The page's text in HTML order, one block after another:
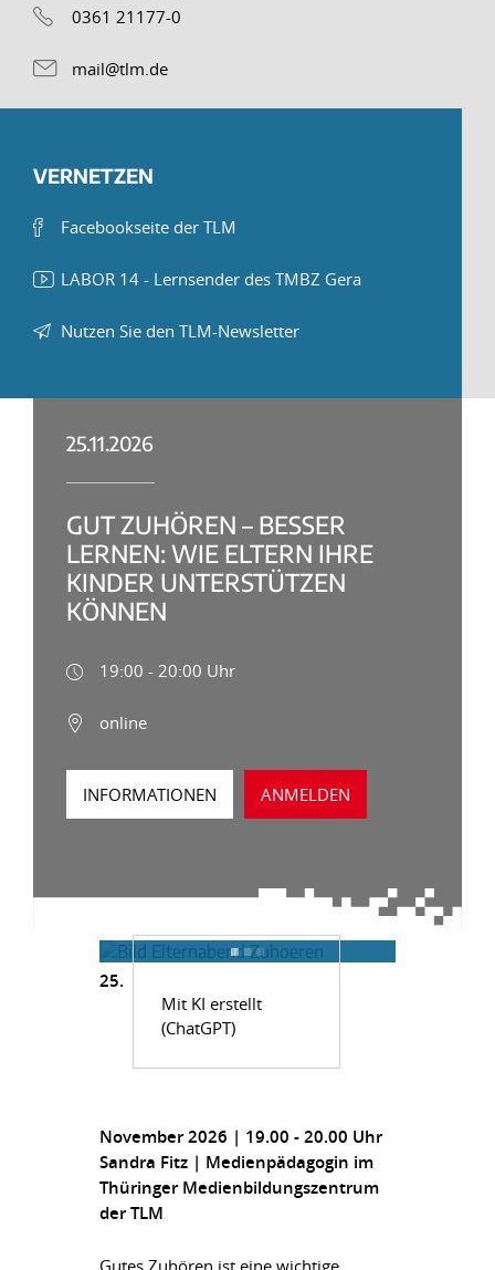
0361 21177-0
mail@tlm.de
VERNETZEN
Facebookseite der TLM
LABOR 14 - Lernsender des TMBZ Gera
Nutzen Sie den TLM-Newsletter
25.11.2026
GUT ZUHÖREN – BESSER
LERNEN: WIE ELTERN IHRE
KINDER UNTERSTÜTZEN
KÖNNEN
19:00 - 20:00 Uhr
online
INFORMATIONEN ANMELDEN
Mit KI erstellt
(ChatGPT)
25.
November 2026 | 19.00 - 20.00 Uhr
Sandra Fitz | Medienpädagogin im
Thüringer Medienbildungszentrum
der TLM
Gutes Zuhören ist eine wichtige